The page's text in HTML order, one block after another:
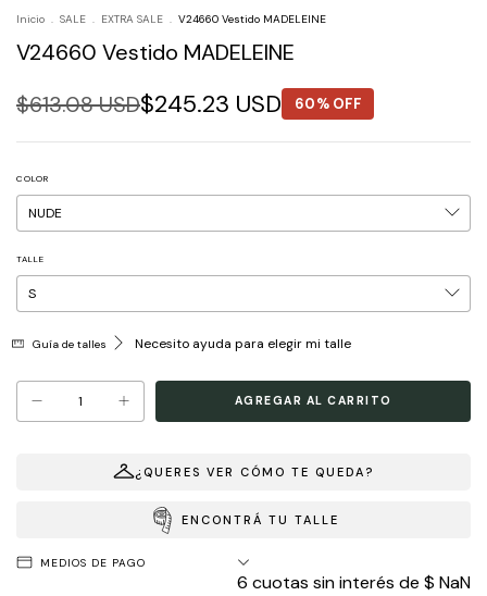
Inicio . SALE . EXTRA SALE . V24660 Vestido MADELEINE
V24660 Vestido MADELEINE
$613.08 USD$245.23 USD 60% OFF
COLOR
TALLE
Guía de talles Necesito ayuda para elegir mi talle
¿QUERES VER CÓMO TE QUEDA?
ENCONTRÁ TU TALLE
MEDIOS DE PAGO
6 cuotas sin interés de $ NaN